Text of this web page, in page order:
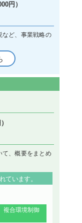
円）
など、事業戦略の
て、概要をまとめ
ています。
複合環境制御